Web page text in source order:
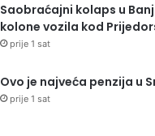
Saobraćajni kolaps u
kolone vozila kod
prije 1 sat
Ovo je najveća penzija u
prije 1 sat